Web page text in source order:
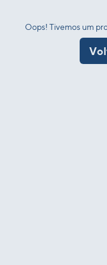
Oops! Tivemos um